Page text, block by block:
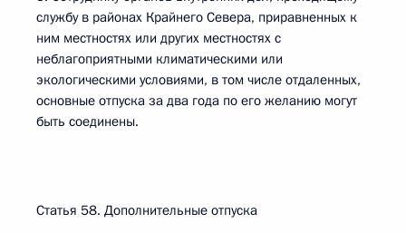
службу в районах Крайнего Севера, приравненных к
ним местностях или других местностях с
неблагоприятными климатическими или
экологическими условиями, в том числе отдаленных,
основные отпуска за два года по его желанию могут
быть соединены.
Статья 58. Дополнительные отпуска